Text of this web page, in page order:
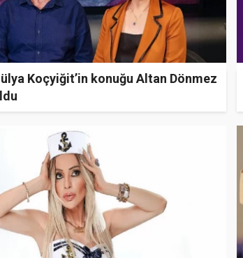
Koçyiğit’in konuğu Altan Dönmez